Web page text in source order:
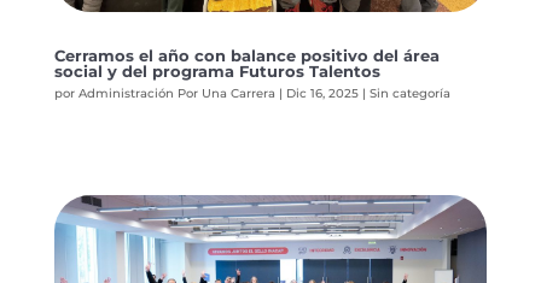
Cerramos el año con balance positivo del área
social y del programa Futuros Talentos
por Administración Por Una Carrera | Dic 16, 2025| Sin categoría